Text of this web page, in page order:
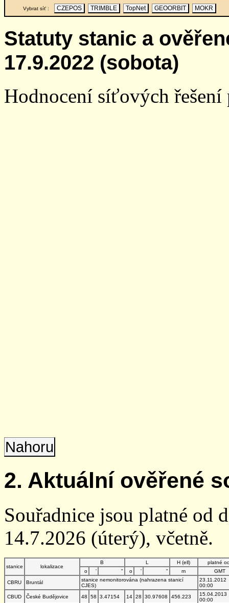
Vybrat síť : CZEPOS TRIMBLE TopNet GEOORBIT MOKR
Statuty stanic a
17.9.2022 (sobota)
Hodnocení síťových
Nahoru
2. Aktuální ověřené
Souřadnice jsou platné od
14.7.2026 (úterý), včetně.
stanice lokalizace
B L H (ell)
platné
o
' " o ' " m
GMT
CBRU
Bruntál
stanice nemonitorována (nahrazena stanicí
CJES)
23.11.2012
00:00
CBUD
České Budějovice 48 58 3.47154 14 28 30.97608 456.223
15.04.2013
00:00